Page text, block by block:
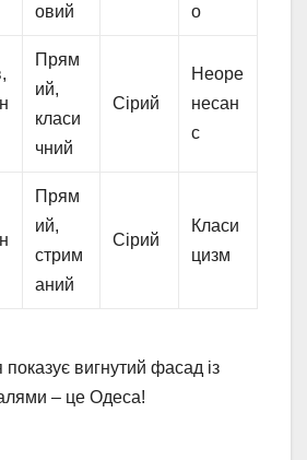
овий
о
Прям
ий,
класи
чний
Сірий
Неоре
несан
с
Прям
ий,
стрим
аний
Сірий
Класи
цизм
вигнутий фасад із
– це Одеса!